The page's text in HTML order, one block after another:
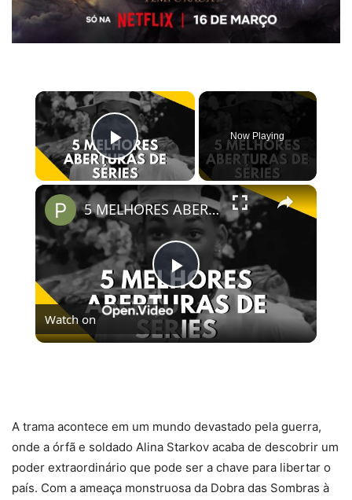
×
Play Video
Now Playing
×
Play
Video
5 MELHORES ABERTURAS DE SÉRIES | Pipocas Tv #13
Watch on
A trama acontece em um mundo devastado pela guerra,
onde a órfã e soldado Alina Starkov acaba de descobrir um
poder extraordinário que pode ser a chave para libertar o
país. Com a ameaça monstruosa da Dobra das Sombras à